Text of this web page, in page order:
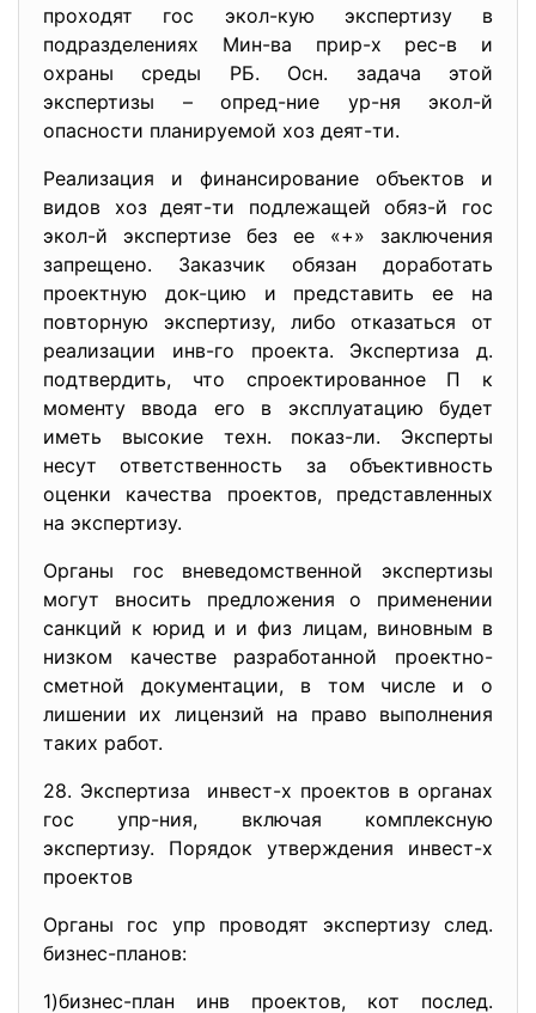
проходят гос экол-кую экспертизу в
подразделениях Мин-ва прир-х рес-в и
охраны среды РБ. Осн. задача этой
экспертизы – опред-ние ур-ня экол-й
опасности планируемой хоз деят-ти.
Реализация и финансирование объектов и
видов хоз деят-ти подлежащей обяз-й гос
экол-й экспертизе без ее «+» заключения
запрещено. Заказчик обязан доработать
проектную док-цию и представить ее на
повторную экспертизу, либо отказаться от
реализации инв-го проекта. Экспертиза д.
подтвердить, что спроектированное П к
моменту ввода его в эксплуатацию будет
иметь высокие техн. показ-ли. Эксперты
несут ответственность за объективность
оценки качества проектов, представленных
на экспертизу.
Органы гос вневедомственной экспертизы
могут вносить предложения о применении
санкций к юрид и и физ лицам, виновным в
низком качестве разработанной проектно-
сметной документации, в том числе и о
лишении их лицензий на право выполнения
таких работ.
28. Экспертиза инвест-х проектов в органах
гос упр-ния, включая комплексную
экспертизу. Порядок утверждения инвест-х
проектов
Органы гос упр проводят экспертизу след.
бизнес-планов:
1)бизнес-план инв проектов, кот послед.